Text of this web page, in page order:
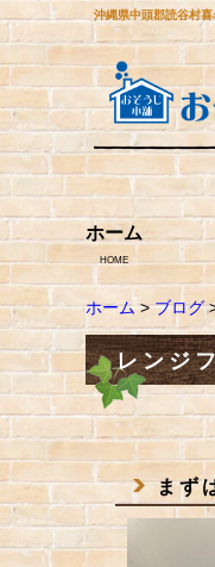
沖縄県中頭郡読谷村
ホーム
HOME
ホーム>ブログ
レンジ
まず